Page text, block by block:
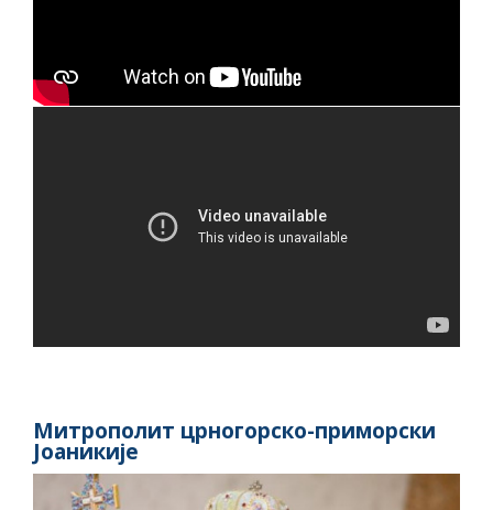
Митрополит црногорско-приморски
Јоаникије